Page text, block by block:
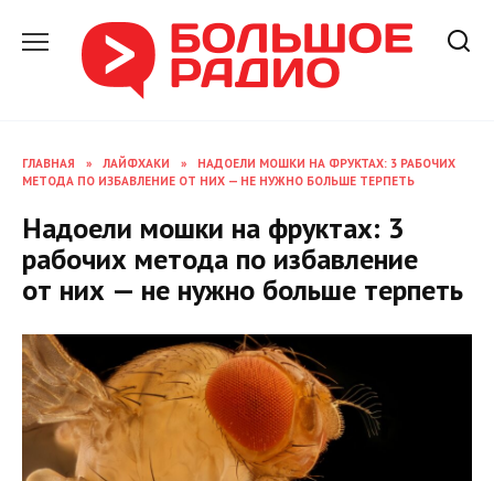
содержанию
ГЛАВНАЯ » ЛАЙФХАКИ »
НАДОЕЛИ МОШКИ НА ФРУКТАХ: 3 РАБОЧИХ
МЕТОДА ПО ИЗБАВЛЕНИЕ ОТ НИХ — НЕ НУЖНО БОЛЬШЕ ТЕРПЕТЬ
Надоели мошки на фруктах: 3
рабочих метода по избавление
от них — не нужно больше терпеть